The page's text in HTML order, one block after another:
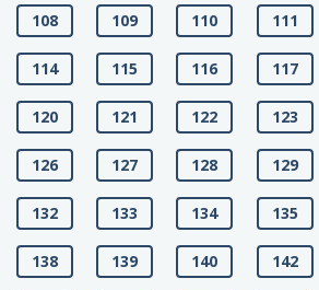
108 109 110 111
114 115 116 117
120 121 122 123
126 127 128 129
132 133 134 135
138 139 140 142